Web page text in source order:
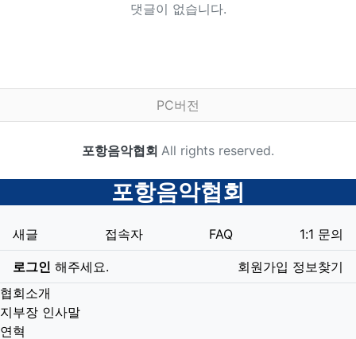
댓글이 없습니다.
PC버전
카피라이트
포항음악협회 All rights reserved.
포항음악협회
새글 접속자 FAQ 1:1 문의
로그인 해주세요. 회원가입 정보찾기
협회소개
지부장 인사말
연혁